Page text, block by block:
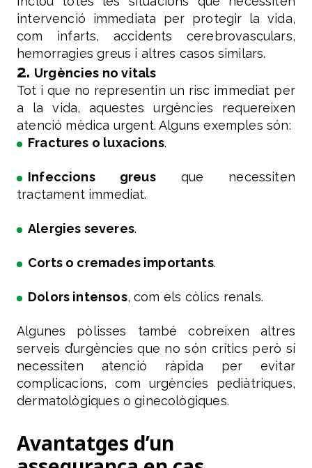
intervenció immediata per protegir la vida,
com infarts, accidents cerebrovasculars,
hemorragies greus i altres casos similars.
2. Urgències no vitals
Tot i que no representin un risc immediat per
a la vida, aquestes urgències requereixen
atenció mèdica urgent. Alguns exemples són:
Fractures o luxacions.
Infeccions greusque necessiten
tractament immediat.
Alergies severes.
Corts o cremades importants.
Dolors intensos, com els còlics renals.
Algunes pòlisses també cobreixen altres
serveis d’urgències que no són crítics però sí
necessiten atenció ràpida per evitar
complicacions, com urgències pediàtriques,
dermatològiques o ginecològiques.
Avantatges d’un